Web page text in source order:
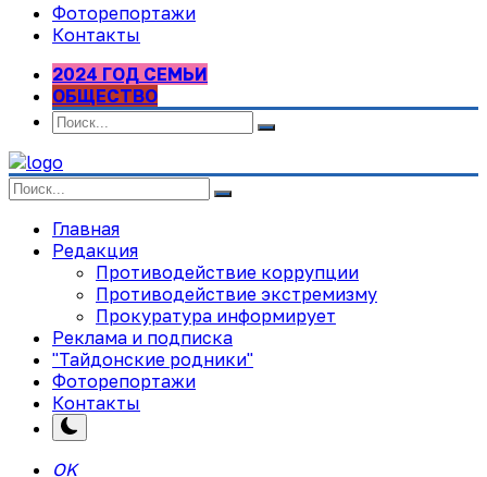
Фоторепортажи
Контакты
2024 ГОД СЕМЬИ
ОБЩЕСТВО
Главная
Редакция
Противодействие коррупции
Противодействие экстремизму
Прокуратура информирует
Реклама и подписка
"Тайдонские родники"
Фоторепортажи
Контакты
OK